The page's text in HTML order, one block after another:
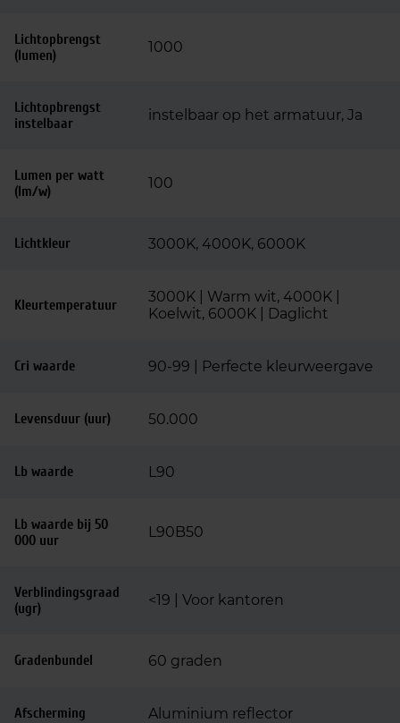
Lichtopbrengst
(lumen)
1000
Lichtopbrengst
instelbaar
instelbaar op het armatuur, Ja
Lumen per watt
(lm/w)
100
Lichtkleur 3000K, 4000K, 6000K
Kleurtemperatuur
3000K | Warm wit, 4000K |
Koelwit, 6000K | Daglicht
Cri waarde 90-99 | Perfecte kleurweergave
Levensduur (uur) 50.000
Lb waarde L90
Lb waarde bij 50
000 uur
L90B50
Verblindingsgraad
(ugr)
<19 | Voor kantoren
Gradenbundel 60 graden
Afscherming Aluminium reflector